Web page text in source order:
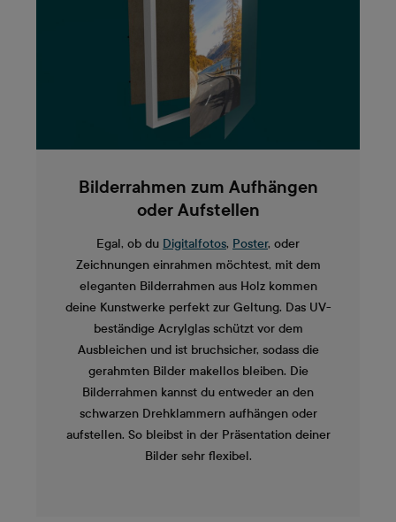
Bilderrahmen zum Aufhängen
oder Aufstellen
Egal, ob du Digitalfotos, Poster, oder
Zeichnungen einrahmen möchtest, mit dem
eleganten Bilderrahmen aus Holz kommen
deine Kunstwerke perfekt zur Geltung. Das UV-
beständige Acrylglas schützt vor dem
Ausbleichen und ist bruchsicher, sodass die
gerahmten Bilder makellos bleiben. Die
Bilderrahmen kannst du entweder an den
schwarzen Drehklammern aufhängen oder
aufstellen. So bleibst in der Präsentation deiner
Bilder sehr flexibel.